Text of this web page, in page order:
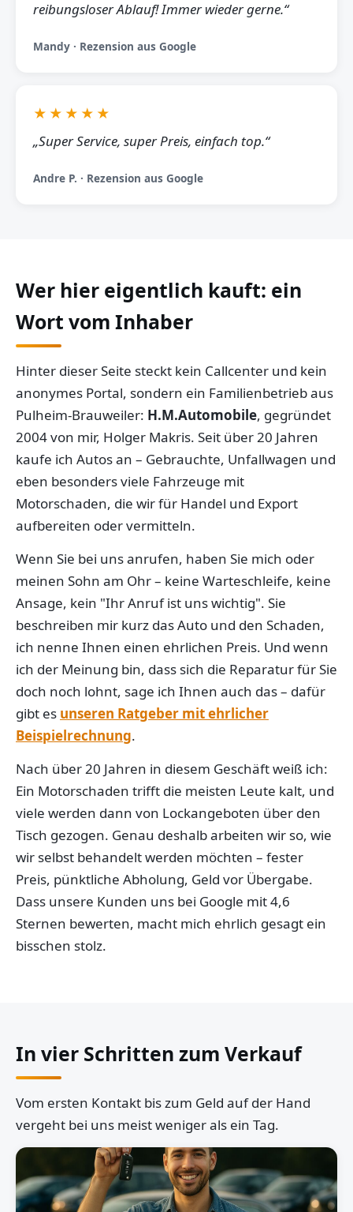
reibungsloser Ablauf! Immer wieder gerne.“
Mandy · Rezension aus Google
★★★★★
„Super Service, super Preis, einfach top.“
Andre P. · Rezension aus Google
Wer hier eigentlich kauft: ein
Wort vom Inhaber
Hinter dieser Seite steckt kein Callcenter und kein
anonymes Portal, sondern ein Familienbetrieb aus
Pulheim-Brauweiler: H.M.Automobile, gegründet
2004 von mir, Holger Makris. Seit über 20 Jahren
kaufe ich Autos an – Gebrauchte, Unfallwagen und
eben besonders viele Fahrzeuge mit
Motorschaden, die wir für Handel und Export
aufbereiten oder vermitteln.
Wenn Sie bei uns anrufen, haben Sie mich oder
meinen Sohn am Ohr – keine Warteschleife, keine
Ansage, kein "Ihr Anruf ist uns wichtig". Sie
beschreiben mir kurz das Auto und den Schaden,
ich nenne Ihnen einen ehrlichen Preis. Und wenn
ich der Meinung bin, dass sich die Reparatur für Sie
doch noch lohnt, sage ich Ihnen auch das – dafür
gibt es unseren Ratgeber mit ehrlicher
Beispielrechnung.
Nach über 20 Jahren in diesem Geschäft weiß ich:
Ein Motorschaden trifft die meisten Leute kalt, und
viele werden dann von Lockangeboten über den
Tisch gezogen. Genau deshalb arbeiten wir so, wie
wir selbst behandelt werden möchten – fester
Preis, pünktliche Abholung, Geld vor Übergabe.
Dass unsere Kunden uns bei Google mit 4,6
Sternen bewerten, macht mich ehrlich gesagt ein
bisschen stolz.
In vier Schritten zum Verkauf
Vom ersten Kontakt bis zum Geld auf der Hand
vergeht bei uns meist weniger als ein Tag.